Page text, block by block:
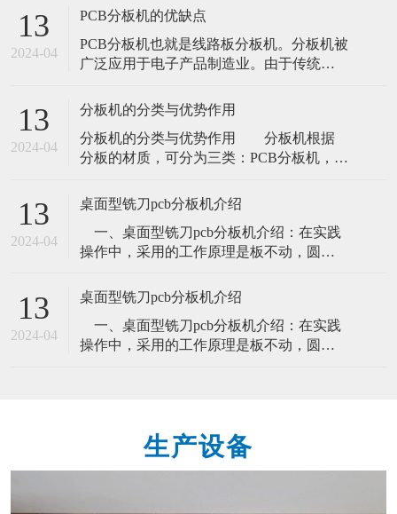
类似的机种进行生产
13
2024-04
PCB分板机的优缺点
PCB分板机也就是线路板分板机。分板机被
广泛应用于电子产品制造业。由于传统的
品品质造成严重影响，所以人工折板已基
本上被机器分板所取代。PCB分板机的优缺
点如下1、走刀式分板机 优点：成本低 缺
点：只能进行直线分板。有毛边 有应力。
13
2024-04
分板机的分类与优势作用
​分板机的分类与优势作用​ 分板机根据
分板的材质，可分为三类：PCB分板机，
板方式，可分为：刀式分板机、冲压式分
板机、铣刀分板机、激光分切机、镗孔类
型分割机。 分板机的主要优势作用有
提高生产效率、 提高产品质量、降低制造
13
2024-04
桌面型铣刀pcb分板机介绍
一、桌面型铣刀pcb分板机介绍：在实践
操作中，采用的工作原理是板不动，圆刀
板电子元件在切割过程中，不受到危害，
板的过程中，都是会出现许多的磨损情
况，而祥杰分板机因为其独特的分板方式
13
2024-04
桌面型铣刀pcb分板机介绍
一、桌面型铣刀pcb分板机介绍：在实践
操作中，采用的工作原理是板不动，圆刀
况，而祥杰分板机因为其独特的分板方式
就能极好的防止这一点。其圆刀滑移速
生产设备